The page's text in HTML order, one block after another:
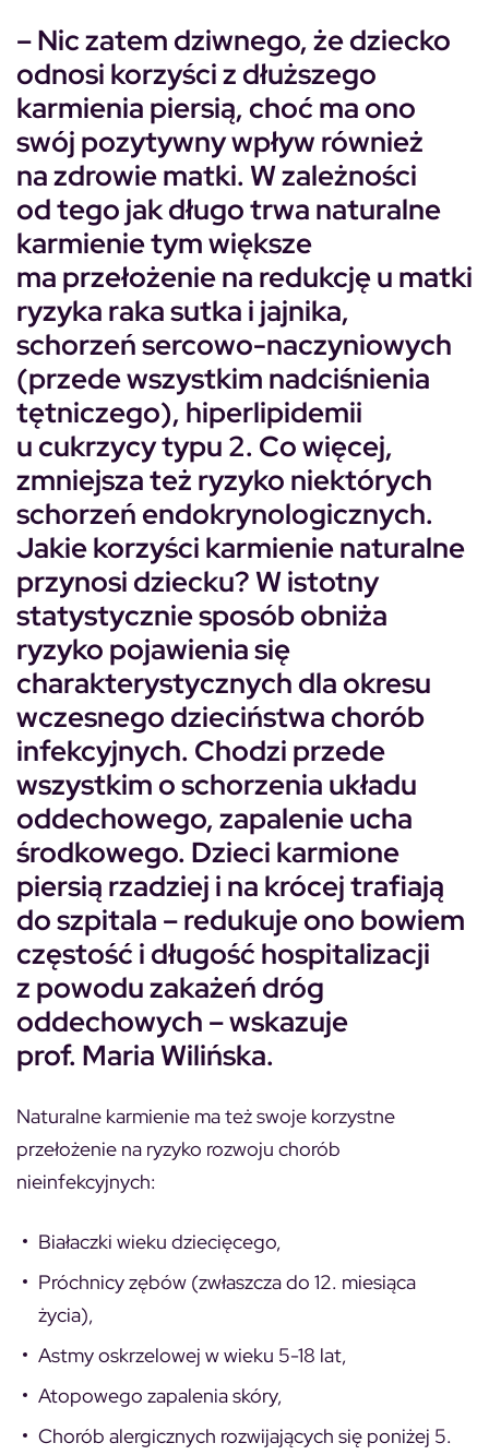
– Nic zatem dziwnego, że dziecko
odnosi korzyści z dłuższego
karmienia piersią, choć ma ono
swój pozytywny wpływ również
na zdrowie matki. W zależności
od tego jak długo trwa naturalne
karmienie tym większe
ma przełożenie na redukcję u matki
ryzyka raka sutka i jajnika,
schorzeń sercowo-naczyniowych
(przede wszystkim nadciśnienia
tętniczego), hiperlipidemii
u cukrzycy typu 2. Co więcej,
zmniejsza też ryzyko niektórych
schorzeń endokrynologicznych.
Jakie korzyści karmienie naturalne
przynosi dziecku? W istotny
statystycznie sposób obniża
ryzyko pojawienia się
charakterystycznych dla okresu
wczesnego dzieciństwa chorób
infekcyjnych. Chodzi przede
wszystkim o schorzenia układu
oddechowego, zapalenie ucha
środkowego. Dzieci karmione
piersią rzadziej i na krócej trafiają
do szpitala – redukuje ono bowiem
częstość i długość hospitalizacji
z powodu zakażeń dróg
oddechowych – wskazuje
prof. Maria Wilińska.
Naturalne karmienie ma też swoje korzystne
przełożenie na ryzyko rozwoju chorób
nieinfekcyjnych:
Białaczki wieku dziecięcego,
Próchnicy zębów (zwłaszcza do 12. miesiąca
życia),
Astmy oskrzelowej w wieku 5-18 lat,
Atopowego zapalenia skóry,
Chorób alergicznych rozwijających się poniżej 5.